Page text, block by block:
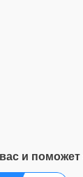
и